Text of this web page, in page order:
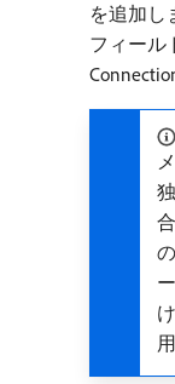
を追加し
フィール